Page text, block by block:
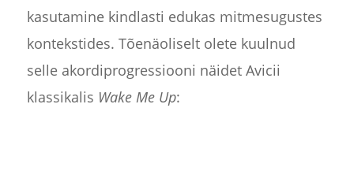
kasutamine kindlasti edukas mitmesugustes
kontekstides. Tõenäoliselt olete kuulnud
selle akordiprogressiooni näidet Avicii
klassikalis Wake Me Up: